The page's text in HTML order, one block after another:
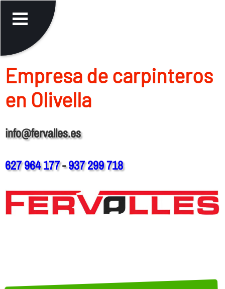
Empresa de carpinteros
en Olivella
info@fervalles.es
627 964 177-937 299 718